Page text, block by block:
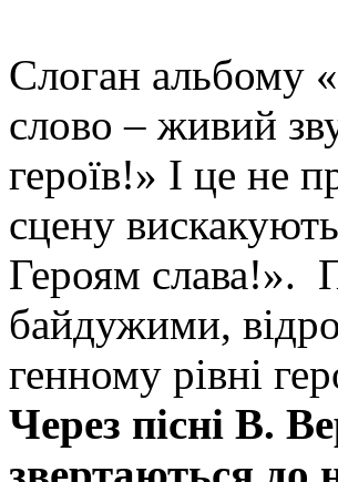
Слоган альбому
слово – живий
героїв!» І це не
сцену
Героям слава!».
байдужими,
генному рівні
Через пісні В.